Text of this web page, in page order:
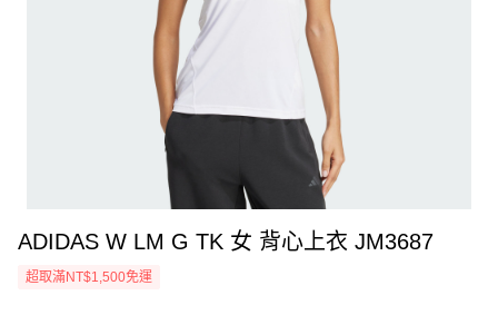
ADIDAS W LM G TK 女 背心上衣 JM3687
超取滿NT$1,500免運